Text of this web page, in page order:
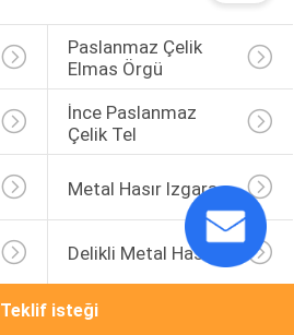
Paslanmaz Çelik
Elmas Örgü
İnce Paslanmaz
Çelik Tel
Metal Hasır Izgara
Delikli Metal Hasır
Teklif isteği